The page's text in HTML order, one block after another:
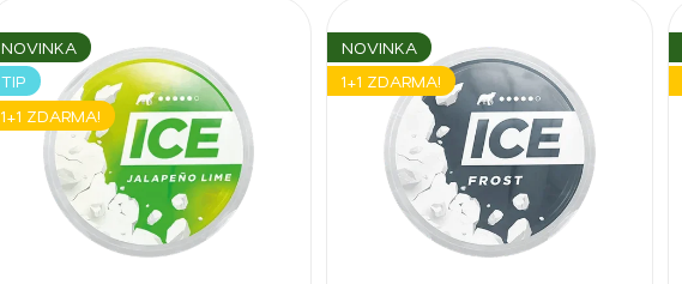
NOVINKA
TIP
1+1 ZDARMA!
NOVINKA
1+1 ZDARMA!